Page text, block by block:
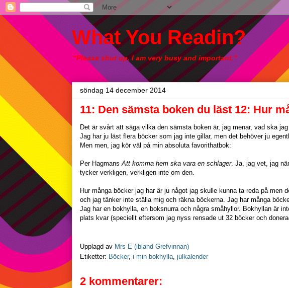
What You Readin?
"Please shut up. I am very busy and important."
söndag 14 december 2014
11: Den sämsta boken du läst 12: Hur
Det är svårt att säga vilka den sämsta boken är, jag menar, vad ska
Jag har ju läst flera böcker som jag inte gillar, men det behöver ju
Men men, jag kör väl på min absoluta favorithatbok:
Per HagmansAtt komma hem ska vara en schlager. Ja, jag vet, jag
tycker verkligen, verkligen inte om den.
Hur många böcker jag har är ju något jag skulle kunna ta reda på men
och jag tänker inte ställa mig och räkna böckerna. Jag har många
Jag har en bokhylla, en boksnurra och några småhyllor. Bokhyllan är
plats kvar (speciellt eftersom jag nyss rensade ut 32 böcker och
Upplagd av Mrs E (ibland Grefvinnan)
Etiketter: Böcker, i min bokhylla julkalender
2 kommentarer: